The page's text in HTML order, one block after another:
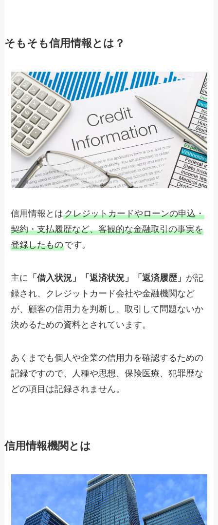
そもそも信用情報とは？
信用情報とはクレジットカードやローンの申込・
契約・支払履歴など、客観的な金融取引の事実を
登録したものです。
主に 「借入状況」「返済状況」「返済履歴」 が記
録され、クレジットカード会社や金融機関など
が、顧客の信用力を判断し、取引して問題ないか
決めるための資料とされています。
あくまでも個人や企業の信用力を確認するための
記録ですので、人種や思想、保険医療、犯罪歴な
どの項目は記録されません。
信用情報機関とは